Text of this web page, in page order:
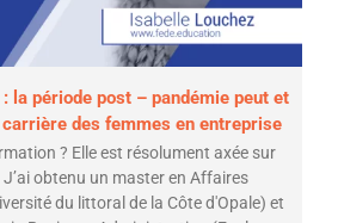
la période post – pandémie peut et
des femmes en entreprise
? Elle est résolument axée sur
J’ai obtenu un master en Affaires
du littoral de la Côte d'Opale) et